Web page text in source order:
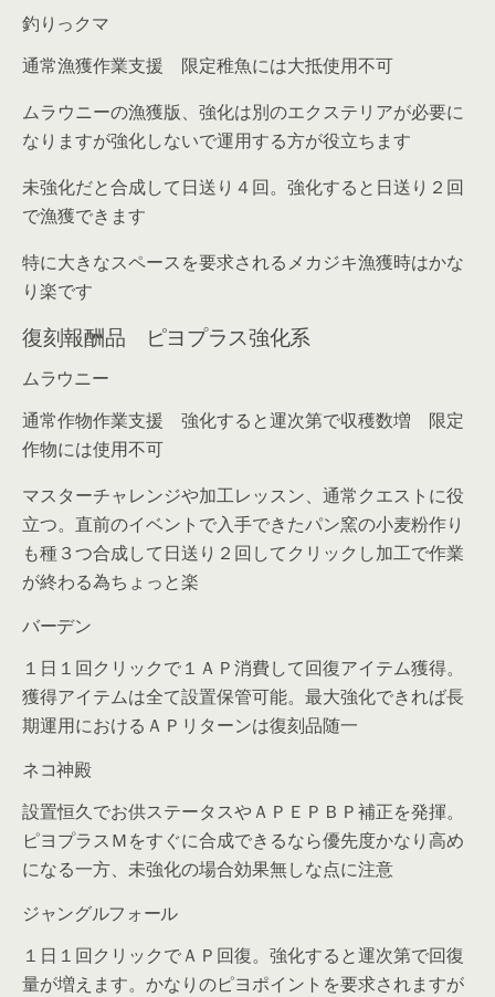
釣りっクマ
通常漁獲作業支援 限定稚魚には大抵使用不可
ムラウニーの漁獲版、強化は別のエクステリアが必要に
なりますが強化しないで運用する方が役立ちます
未強化だと合成して日送り４回。強化すると日送り２回
で漁獲できます
特に大きなスペースを要求されるメカジキ漁獲時はかな
り楽です
復刻報酬品 ピヨプラス強化系
ムラウニー
通常作物作業支援 強化すると運次第で収穫数増 限定
作物には使用不可
マスターチャレンジや加工レッスン、通常クエストに役
立つ。直前のイベントで入手できたパン窯の小麦粉作り
も種３つ合成して日送り２回してクリックし加工で作業
が終わる為ちょっと楽
バーデン
１日１回クリックで１ＡＰ消費して回復アイテム獲得。
獲得アイテムは全て設置保管可能。最大強化できれば長
期運用におけるＡＰリターンは復刻品随一
ネコ神殿
設置恒久でお供ステータスやＡＰＥＰＢＰ補正を発揮。
ピヨプラスＭをすぐに合成できるなら優先度かなり高め
になる一方、未強化の場合効果無しな点に注意
ジャングルフォール
１日１回クリックでＡＰ回復。強化すると運次第で回復
量が増えます。かなりのピヨポイントを要求されますが